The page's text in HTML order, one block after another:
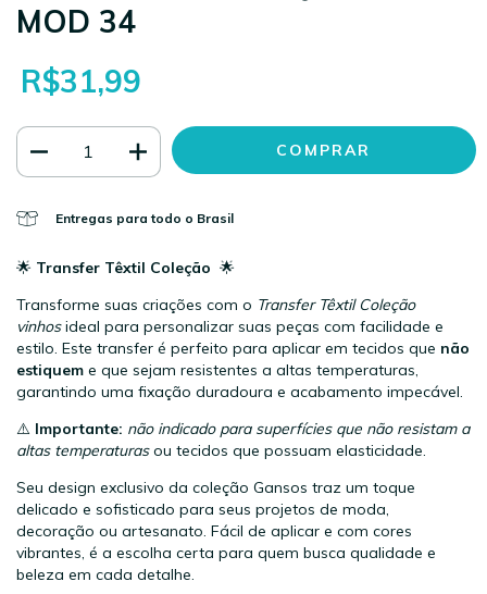
MOD 34
R$31,99
Entregas para todo o Brasil
🌟 Transfer Têxtil Coleção 🌟
Transforme suas criações com o Transfer Têxtil Coleção
vinhosideal para personalizar suas peças com facilidade e
estilo. Este transfer é perfeito para aplicar em tecidos que não
estiquem e que sejam resistentes a altas temperaturas,
garantindo uma fixação duradoura e acabamento impecável.
⚠️ Importante: não indicado para superfícies que não resistam a
altas temperaturasou tecidos que possuam elasticidade.
Seu design exclusivo da coleção Gansos traz um toque
delicado e sofisticado para seus projetos de moda,
decoração ou artesanato. Fácil de aplicar e com cores
vibrantes, é a escolha certa para quem busca qualidade e
beleza em cada detalhe.